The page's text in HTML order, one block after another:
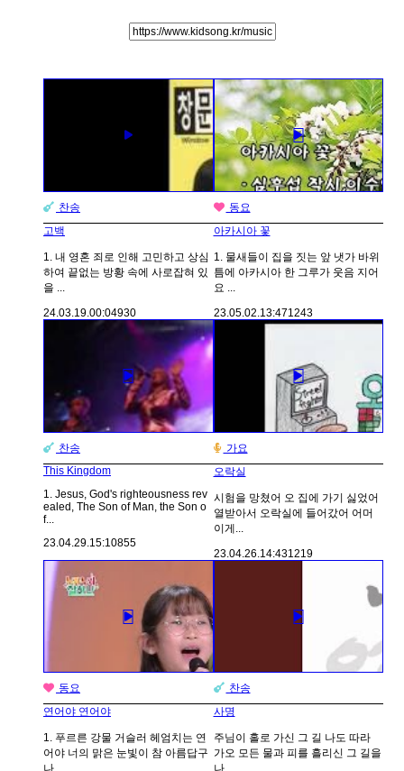
찬송
고백
1. 내 영혼 죄로 인해 고민하고 상심
하여 끝없는 방황 속에 사로잡혀 있
을 ...
24.03.19.00:04930
동요
아카시아 꽃
1. 물새들이 집을 짓는 앞 냇가 바위
틈에 아카시아 한 그루가 웃음 지어
요 ...
23.05.02.13:471243
찬송
This Kingdom
1. Jesus, God's righteousness rev
ealed, The Son of Man, the Son o
f...
23.04.29. 15:10855
가요
오락실
시험을 망쳤어 오 집에 가기 싫었어
열받아서 오락실에 들어갔어 어머
이게...
23.04.26. 14:431219
동요
연어야 연어야
1. 푸르른 강물 거슬러 헤엄치는 연
어야 너의 맑은 눈빛이 참 아름답구
찬송
사명
주님이 홀로 가신 그 길 나도 따라
가오 모든 물과 피를 흘리신 그 길을